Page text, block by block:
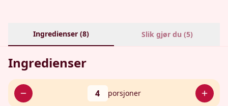
Ingredienser (8) Slik gjør du (5)
Ingredienser
4 porsjoner